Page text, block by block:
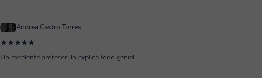
Andrea Castro Torres
★★★★★
Un excelente profesor, lo explica todo genial.